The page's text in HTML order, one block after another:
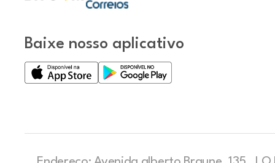
Baixe nosso aplicativo